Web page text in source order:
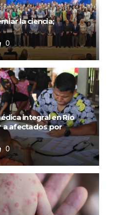
la ciencia;
0
integral en Río
a afectados por
0